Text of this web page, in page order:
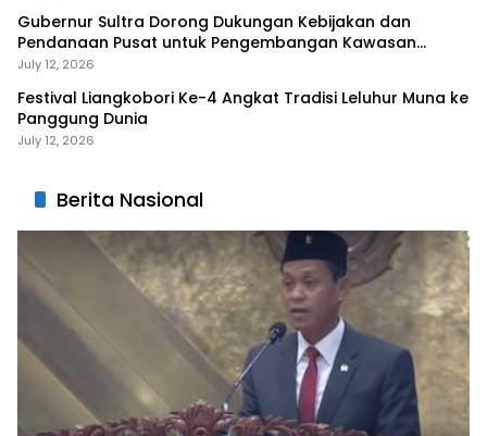
Gubernur Sultra Dorong Dukungan Kebijakan dan
Pendanaan Pusat untuk Pengembangan Kawasan
Liangkobhori
July 12, 2026
Festival Liangkobori Ke-4 Angkat Tradisi Leluhur Muna ke
Panggung Dunia
July 12, 2026
Berita Nasional